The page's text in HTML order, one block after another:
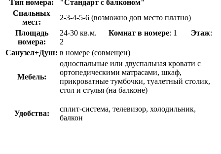
Тип номера:
"Стандарт с балконом"
Спальных
мест:
2-3-4-5-6 (возможно доп место платно)
Площадь
номера:
24-30 кв.м. Комнат в номере: 1 Этаж:
2
Санузел+Душ: в номере (совмещен)
Мебель:
односпальные или двуспальная кровати с
ортопедическими матрасами, шкаф,
прикроватные тумбочки, туалетный столик,
стол и стулья (на балконе)
Удобства:
сплит-система, телевизор, холодильник,
балкон